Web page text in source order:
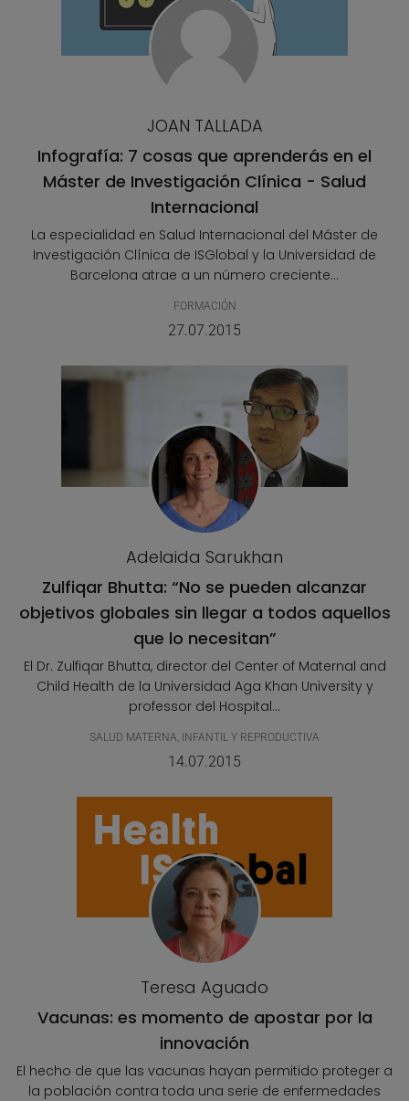
JOAN TALLADA
Infografía: 7 cosas que aprenderás en el
Máster de Investigación Clínica - Salud
Internacional
La especialidad en Salud Internacional del Máster de
Investigación Clínica de ISGlobal y la Universidad de
Barcelona atrae a un número creciente...
FORMACIÓN
27.07.2015
Adelaida Sarukhan
Zulfiqar Bhutta: “No se pueden alcanzar
objetivos globales sin llegar a todos aquellos
que lo necesitan”
El Dr. Zulfiqar Bhutta, director del Center of Maternal and
Child Health de la Universidad Aga Khan University y
professor del Hospital...
SALUD MATERNA, INFANTIL Y REPRODUCTIVA
14.07.2015
Teresa Aguado
Vacunas: es momento de apostar por la
innovación
El hecho de que las vacunas hayan permitido proteger a
la población contra toda una serie de enfermedades